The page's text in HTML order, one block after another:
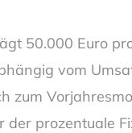
50.000 Euro
vom
zum
prozentuale